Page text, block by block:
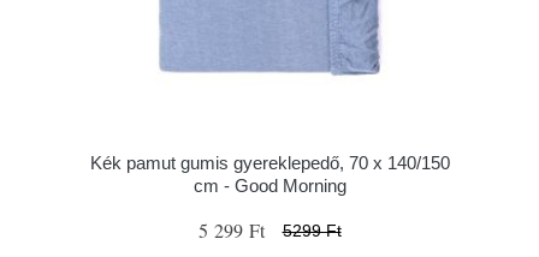
Kék pamut gumis gyereklepedő, 70 x 140/150
cm - Good Morning
5 299 Ft 5299 Ft